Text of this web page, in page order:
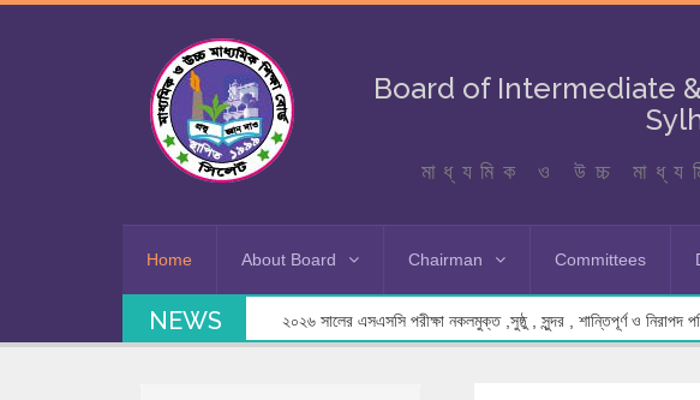
Board of Intermediate
মাধ্যমিক ও উচ্চ
Home About Board Chairman Committees
NEWS ২০২৬ সালের এসএসসি পরীক্ষা নকলমুক্ত ,সুষ্ঠু , সুন্দর , শান্তিপূর্ণ ও নিরাপদ